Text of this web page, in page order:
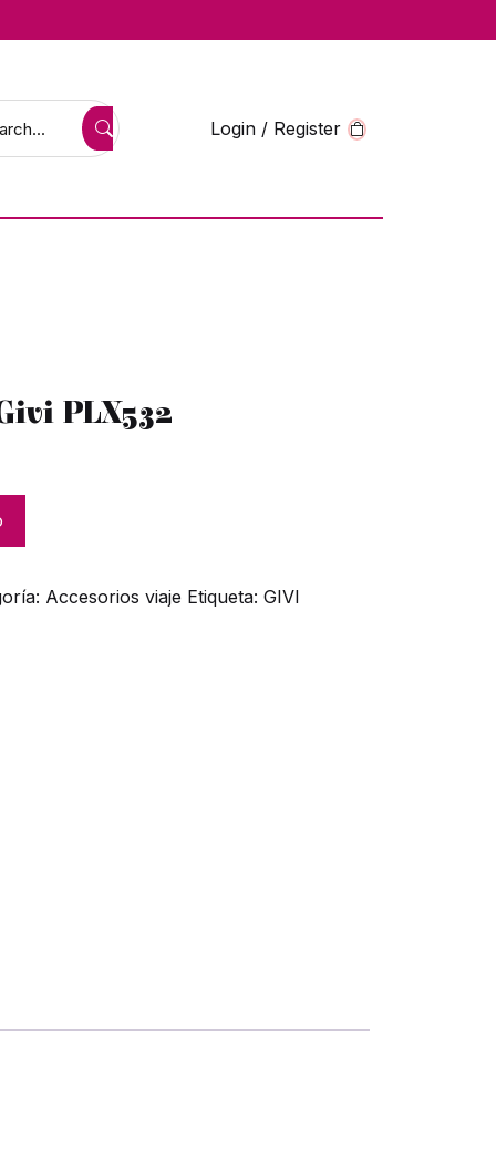
Login / Register
PLX532
Accesorios viaje Etiqueta:GIVI